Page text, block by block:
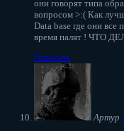
они говорят типа
вопросом >:( Как
Data base где они
время палят ! ЧТО
Ответить
Артур